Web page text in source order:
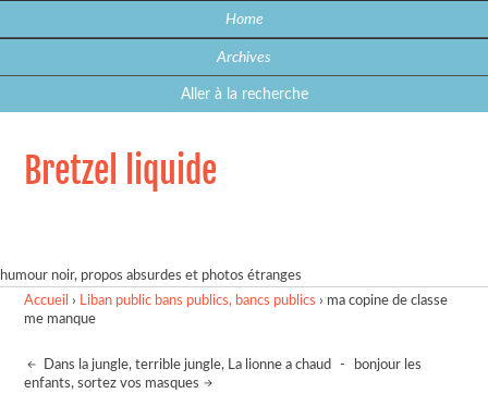
Home
Archives
Aller à la recherche
Bretzel liquide
humour noir, propos absurdes et photos étranges
Accueil › Liban public bans publics, bancs publics › ma copine de classe
me manque
Dans la jungle, terrible jungle, La lionne a chaud -
bonjour les
enfants, sortez vos masques